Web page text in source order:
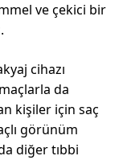
ve çekici bir
cihazı
da
kişiler için saç
görünüm
diğer tıbbi